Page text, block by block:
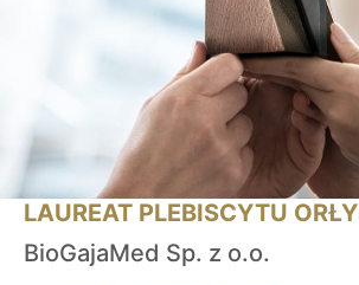
LAUREAT PLEBISCYTU ORŁY
BioGajaMed Sp. z o.o.